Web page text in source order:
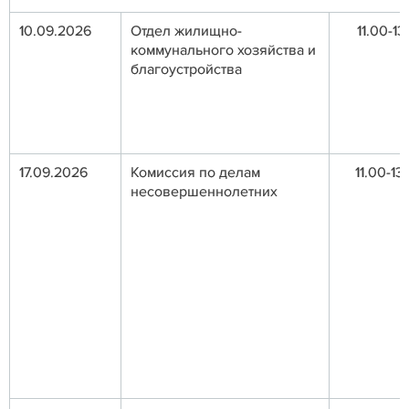
10.09.2026
Отдел жилищно-
коммунального хозяйства и
благоустройства
11.00-
17.09.2026
Комиссия по делам
несовершеннолетних
11.00-